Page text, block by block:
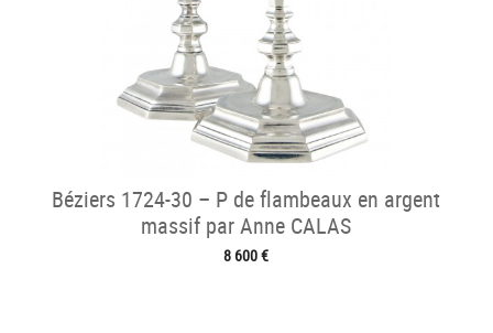
Béziers 1724-30 – P de flambeaux en argent
massif par Anne CALAS
8 600 €